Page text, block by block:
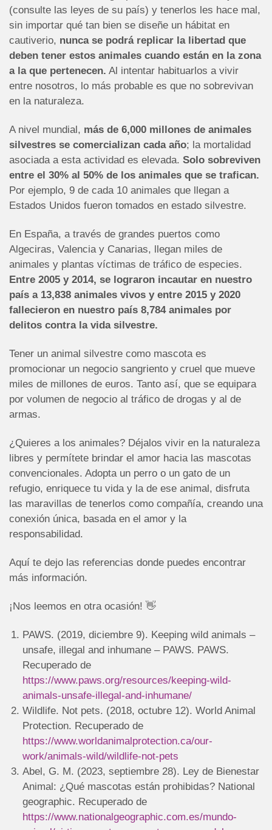
(consulte las leyes de su país) y tenerlos les hace mal,
sin importar qué tan bien se diseñe un hábitat en
cautiverio, nunca se podrá replicar la libertad que
deben tener estos animales cuando están en la zona
a la que pertenecen. Al intentar habituarlos a vivir
entre nosotros, lo más probable es que no sobrevivan
en la naturaleza.
A nivel mundial, más de 6,000 millones de animales
silvestres se comercializan cada año; la mortalidad
asociada a esta actividad es elevada. Solo sobreviven
entre el 30% al 50% de los animales que se trafican.
Por ejemplo, 9 de cada 10 animales que llegan a
Estados Unidos fueron tomados en estado silvestre.
En España, a través de grandes puertos como
Algeciras, Valencia y Canarias, llegan miles de
animales y plantas víctimas de tráfico de especies.
Entre 2005 y 2014, se lograron incautar en nuestro
país a 13,838 animales vivos y entre 2015 y 2020
fallecieron en nuestro país 8,784 animales por
delitos contra la vida silvestre.
Tener un animal silvestre como mascota es
promocionar un negocio sangriento y cruel que mueve
miles de millones de euros. Tanto así, que se equipara
por volumen de negocio al tráfico de drogas y al de
armas.
¿Quieres a los animales? Déjalos vivir en la naturaleza
libres y permítete brindar el amor hacia las mascotas
convencionales. Adopta un perro o un gato de un
refugio, enriquece tu vida y la de ese animal, disfruta
las maravillas de tenerlos como compañía, creando una
conexión única, basada en el amor y la
responsabilidad.
Aquí te dejo las referencias donde puedes encontrar
más información.
¡Nos leemos en otra ocasión! 👋
PAWS. (2019, diciembre 9). Keeping wild animals –
unsafe, illegal and inhumane – PAWS. PAWS.
Recuperado de
https://www.paws.org/resources/keeping-wild-
animals-unsafe-illegal-and-inhumane/
Wildlife. Not pets. (2018, octubre 12). World Animal
Protection. Recuperado de
https://www.worldanimalprotection.ca/our-
work/animals-wild/wildlife-not-pets
Abel, G. M. (2023, septiembre 28). Ley de Bienestar
Animal: ¿Qué mascotas están prohibidas? National
geographic. Recuperado de
https://www.nationalgeographic.com.es/mundo-